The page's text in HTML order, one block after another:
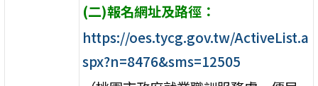
(二)報名網址及路徑：
https://oes.tycg.gov.tw/ActiveList.a
spx?n=8476&sms=12505